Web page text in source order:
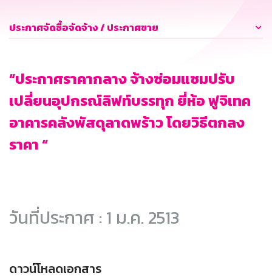
ประกาศจัดซื้อจัดจ้าง / ประกาศขาย
“ประกาศราคากลาง จ้างซ่อมแซมปรับ
เปลี่ยนอุปกรณ์ลิฟท์บรรทุก ยี่ห้อ ฟูจิเทค
อาคารคลังพัสดุลาดพร้าว โดยวิธีตกลง
ราคา “
วันที่ประกาศ : 1 ม.ค. 2513
ดาวน์โหลดเอกสาร